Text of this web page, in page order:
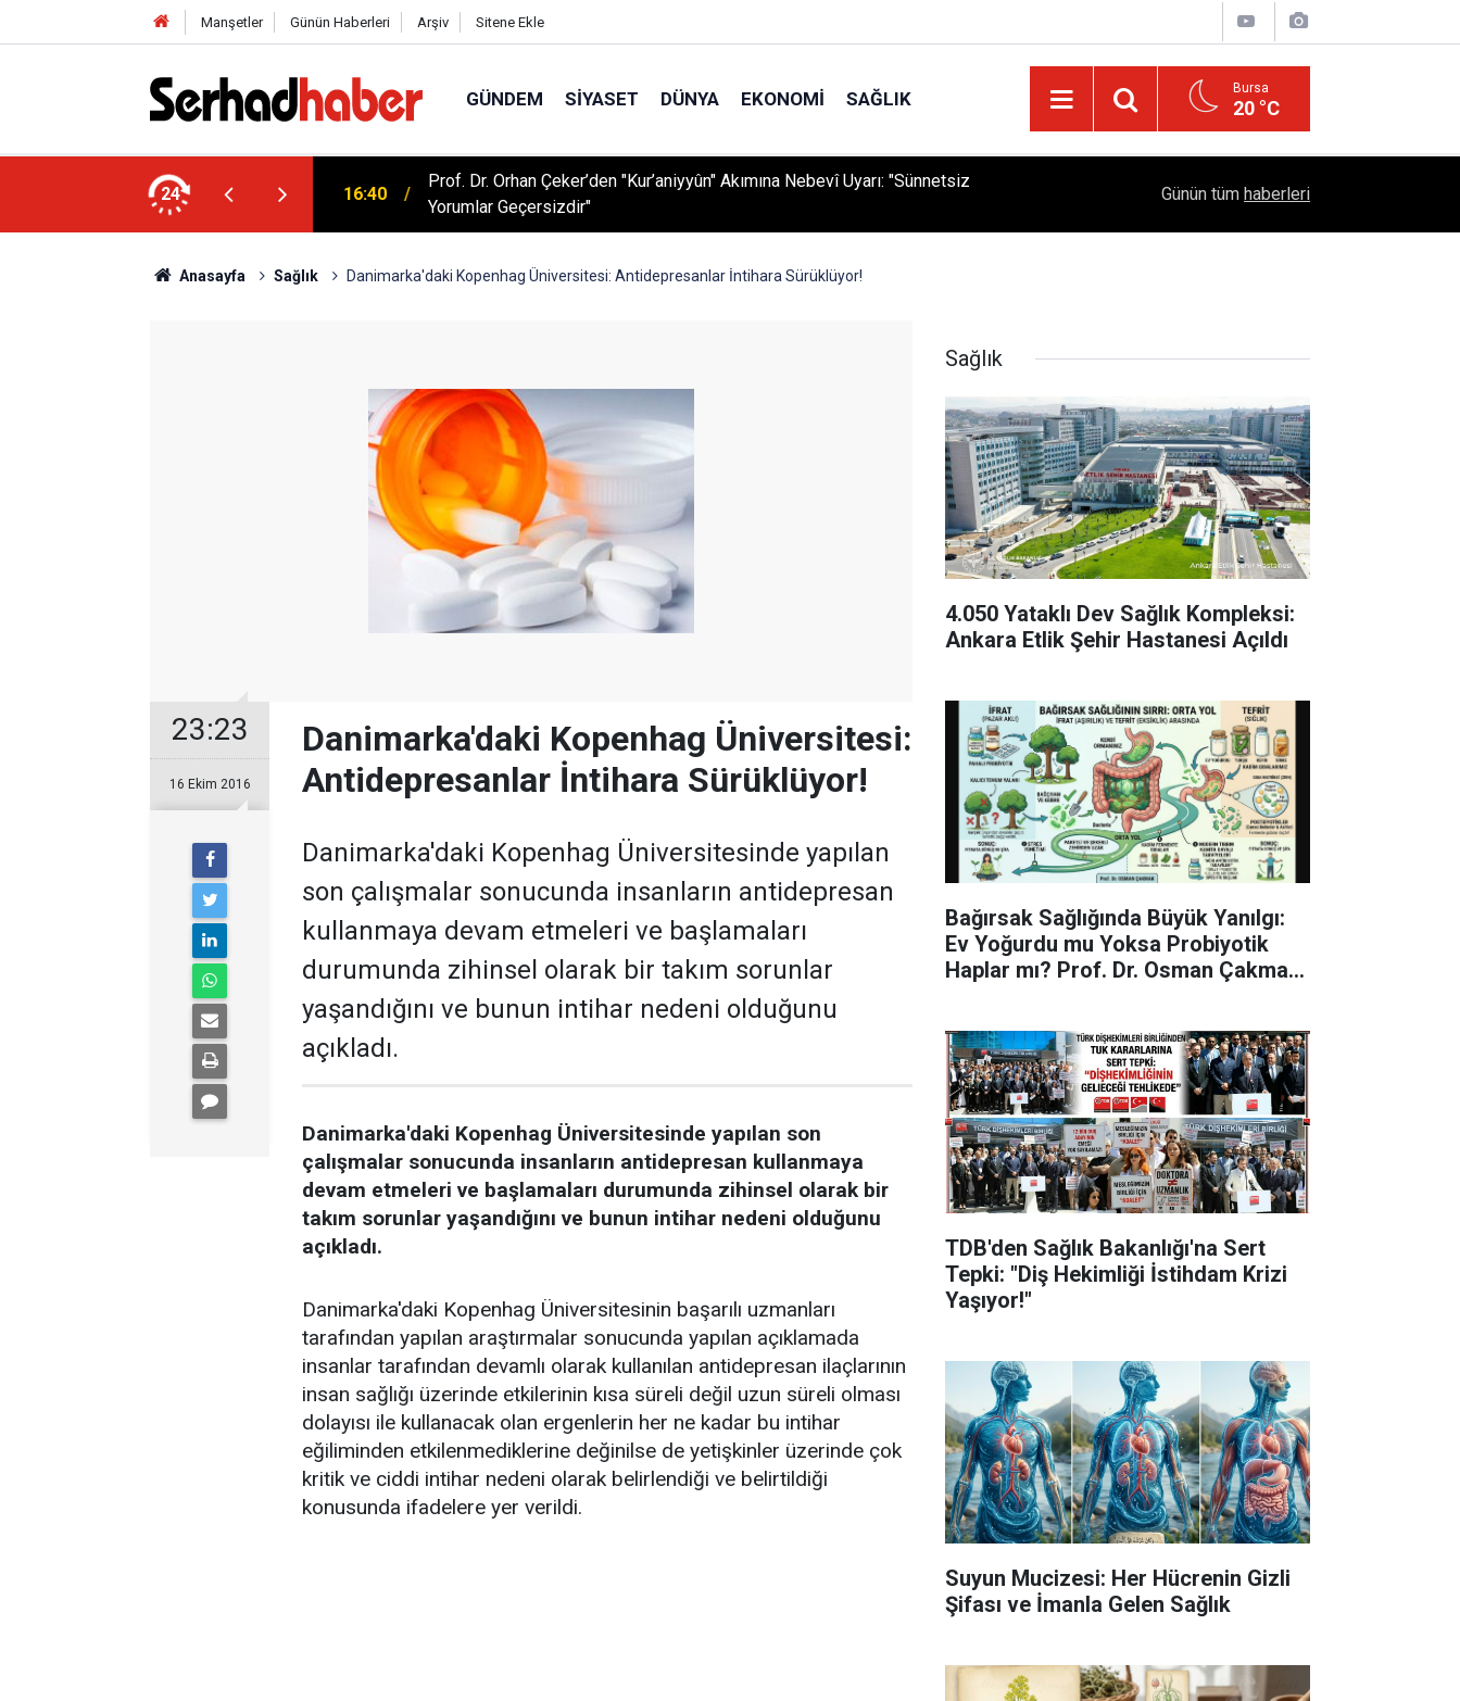
Manşetler Günün Haberleri Arşiv Sitene Ekle
GÜNDEM SIYASET DÜNYA EKONOMI SAĞLIK Bursa
20 °C
24
Kur'an Evlilikte Nasıl Bir Model
16:40
Prof. Dr. Orhan Çeker’den "Kur’aniyyûn" Akımına Nebevî Uyarı: "Sünnetsiz
Yorumlar Geçersizdir"
Sağlıklı Beslenmede Yeni Trend: Düşük
Günün tüm haberleri
Anasayfa Sağlık Danimarka'daki Kopenhag Üniversitesi: Antidepresanlar İntihara Sürüklüyor!
23:23
16 Ekim 2016
Danimarka'daki Kopenhag Üniversitesi:
Antidepresanlar İntihara Sürüklüyor!
Danimarka'daki Kopenhag Üniversitesinde yapılan
son çalışmalar sonucunda insanların antidepresan
kullanmaya devam etmeleri ve başlamaları
durumunda zihinsel olarak bir takım sorunlar
yaşandığını ve bunun intihar nedeni olduğunu
açıkladı.
Danimarka'daki Kopenhag Üniversitesinde yapılan son
çalışmalar sonucunda insanların antidepresan kullanmaya
devam etmeleri ve başlamaları durumunda zihinsel olarak bir
takım sorunlar yaşandığını ve bunun intihar nedeni olduğunu
açıkladı.
Danimarka'daki Kopenhag Üniversitesinin başarılı uzmanları
tarafından yapılan araştırmalar sonucunda yapılan açıklamada
insanlar tarafından devamlı olarak kullanılan antidepresan ilaçlarının
insan sağlığı üzerinde etkilerinin kısa süreli değil uzun süreli olması
dolayısı ile kullanacak olan ergenlerin her ne kadar bu intihar
eğiliminden etkilenmediklerine değinilse de yetişkinler üzerinde çok
kritik ve ciddi intihar nedeni olarak belirlendiği ve belirtildiği
konusunda ifadelere yer verildi.
Sağlık
4.050 Yataklı Dev Sağlık Kompleksi:
Ankara Etlik Şehir Hastanesi Açıldı
Bağırsak Sağlığında Büyük Yanılgı:
Ev Yoğurdu mu Yoksa Probiyotik
Haplar mı? Prof. Dr. Osman Çakmak
TDB'den Sağlık Bakanlığı'na Sert
Tepki: "Diş Hekimliği İstihdam Krizi
Yaşıyor!"
Suyun Mucizesi: Her Hücrenin Gizli
Şifası ve İmanla Gelen Sağlık